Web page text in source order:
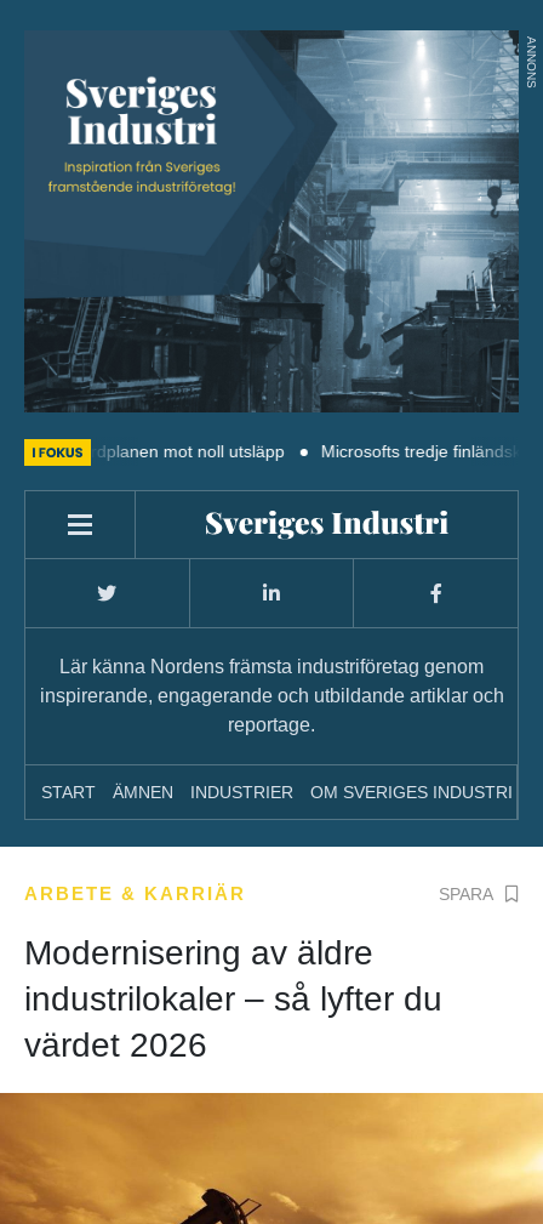
ANNONS
Färdplanen mot noll utsläpp Microsofts tredje finländska
Lär känna Nordens främsta industriföretag genom
inspirerande, engagerande och utbildande artiklar och
reportage.
START ÄMNEN INDUSTRIER OM SVERIGES INDUSTRI
ARBETE & KARRIÄR SPARA
Modernisering av äldre
industrilokaler – så lyfter du
värdet 2026